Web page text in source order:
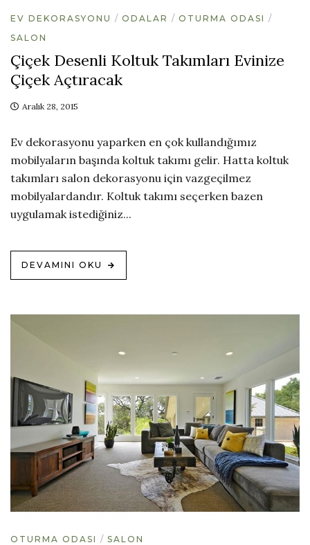
EV DEKORASYONU ODALAR
OTURMA ODASI
SALON
Çiçek Desenli Koltuk Takımları Evinize
Çiçek Açtıracak
Aralık 28, 2015
Ev dekorasyonu yaparken en çok kullandığımız
mobilyaların başında koltuk takımı gelir. Hatta koltuk
takımları salon dekorasyonu için vazgeçilmez
mobilyalardandır. Koltuk takımı seçerken bazen
uygulamak istediğiniz...
DEVAMINI OKU
OTURMA ODASI SALON